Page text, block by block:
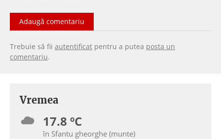
Adaugă comentariu
Trebuie să fii autentificat pentru a putea posta un
comentariu.
Vremea
17.8 ºC
în Sfantu gheorghe (munte)